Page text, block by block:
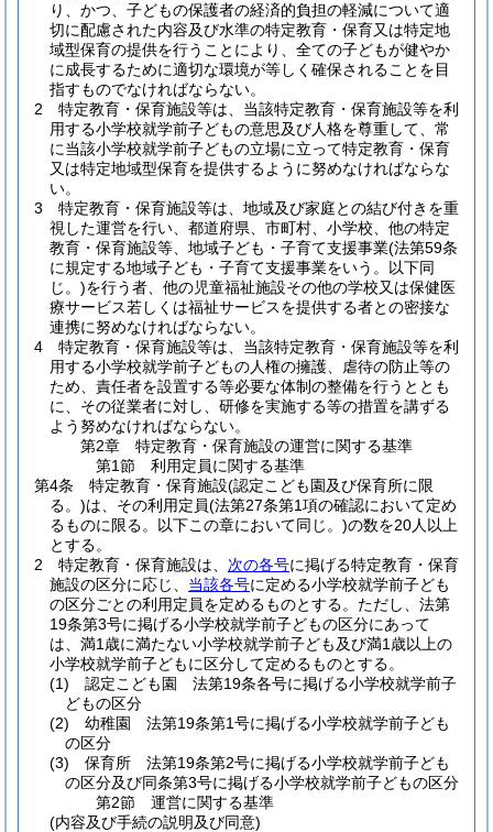
り、かつ、子どもの保護者の経済的負担の軽減について適
切に配慮された内容及び水準の特定教育・保育又は特定地
域型保育の提供を行うことにより、全ての子どもが健やか
に成長するために適切な環境が等しく確保されることを目
指すものでなければならない。
2
特定教育・保育施設等は、当該特定教育・保育施設等を利
用する小学校就学前子どもの意思及び人格を尊重して、常
に当該小学校就学前子どもの立場に立って特定教育・保育
又は特定地域型保育を提供するように努めなければならな
い。
3
特定教育・保育施設等は、地域及び家庭との結び付きを重
視した運営を行い、都道府県、市町村、小学校、他の特定
教育・保育施設等、地域子ども・子育て支援事業(法第59条
に規定する地域子ども・子育て支援事業をいう。以下同
じ。)を行う者、他の児童福祉施設その他の学校又は保健医
療サービス若しくは福祉サービスを提供する者との密接な
連携に努めなければならない。
4
特定教育・保育施設等は、当該特定教育・保育施設等を利
用する小学校就学前子どもの人権の擁護、虐待の防止等の
ため、責任者を設置する等必要な体制の整備を行うととも
に、その従業者に対し、研修を実施する等の措置を講ずる
よう努めなければならない。
第2章
特定教育・保育施設の運営に関する基準
第1節
利用定員に関する基準
第4条
特定教育・保育施設(認定こども園及び保育所に限
る。)は、その利用定員(法第27条第1項の確認において定め
るものに限る。以下この章において同じ。)の数を20人以上
とする。
2
特定教育・保育施設は、 次の各号に掲げる特定教育・保育
施設の区分に応じ、 当該各号に定める小学校就学前子ども
の区分ごとの利用定員を定めるものとする。 ただし、法第
19条第3号に掲げる小学校就学前子どもの区分にあって
は、満1歳に満たない小学校就学前子ども及び満1歳以上の
小学校就学前子どもに区分して定めるものとする。
(1)
認定こども園 法第19条各号に掲げる小学校就学前子
どもの区分
(2)
幼稚園 法第19条第1号に掲げる小学校就学前子ども
の区分
(3)
保育所 法第19条第2号に掲げる小学校就学前子ども
の区分及び同条第3号に掲げる小学校就学前子どもの区分
第2節
運営に関する基準
(内容及び手続の説明及び同意)